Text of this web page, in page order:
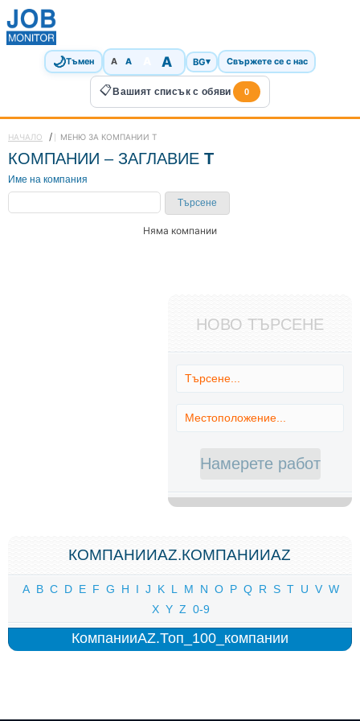
🌙Тъмен A A A BG▾ Свържете се с нас
📋Вашият списък с обяви 0
НАЧАЛО / МЕНЮ ЗА КОМПАНИИ T
КОМПАНИИ – ЗАГЛАВИЕ T
Име на компания
Търсене
Няма компании
НОВО ТЪРСЕНЕ
КОМПАНИИAZ.КОМПАНИИAZ
A B C D E F G H I J K L M N O P Q R S T U V W
X Y Z 0-9
КомпанииAZ.Топ_100_компании